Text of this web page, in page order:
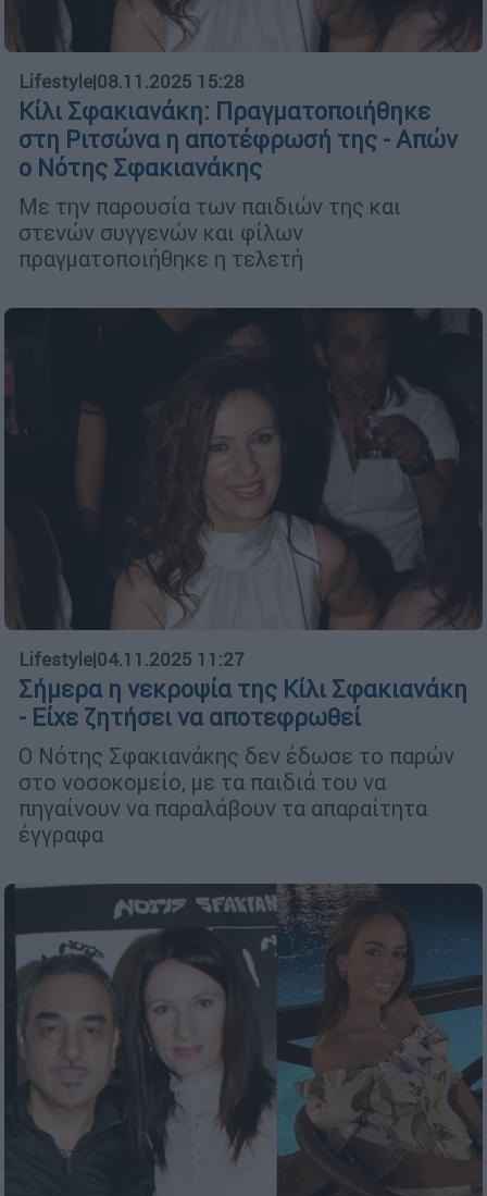
Lifestyle|08.11.2025 15:28
Κίλι Σφακιανάκη: Πραγματοποιήθηκε
στη Ριτσώνα η αποτέφρωσή της - Απών
ο Νότης Σφακιανάκης
Με την παρουσία των παιδιών της και
στενών συγγενών και φίλων
πραγματοποιήθηκε η τελετή
Lifestyle|04.11.2025 11:27
Σήμερα η νεκροψία της Κίλι Σφακιανάκη
- Είχε ζητήσει να αποτεφρωθεί
Ο Νότης Σφακιανάκης δεν έδωσε το παρών
στο νοσοκομείο, με τα παιδιά του να
πηγαίνουν να παραλάβουν τα απαραίτητα
έγγραφα